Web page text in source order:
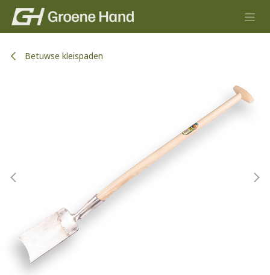
Overslaan naar inhoud
Betuwse kleispaden